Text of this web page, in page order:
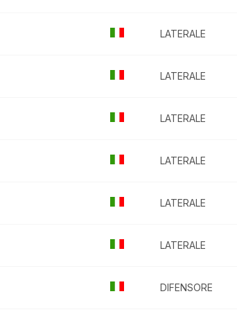
LATERALE
LATERALE
LATERALE
LATERALE
LATERALE
LATERALE
DIFENSORE